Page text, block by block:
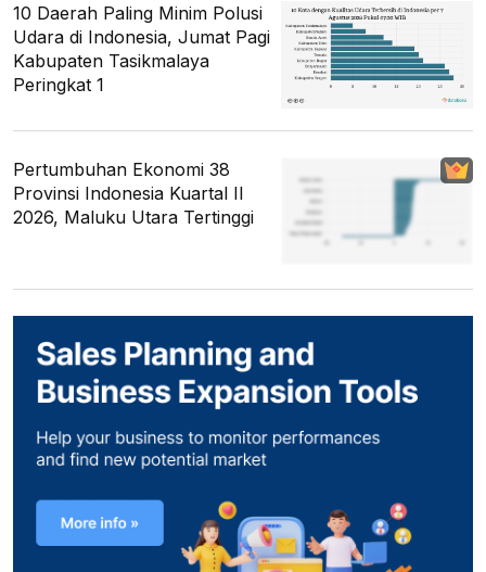
10 Daerah Paling Minim Polusi
Udara di Indonesia, Jumat Pagi
Kabupaten Tasikmalaya
Peringkat 1
Pertumbuhan Ekonomi 38
Provinsi Indonesia Kuartal II
2026, Maluku Utara Tertinggi